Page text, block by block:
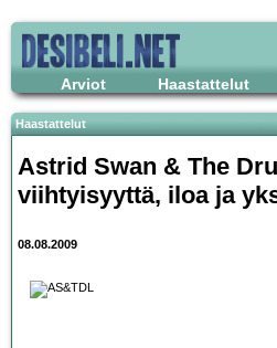
Arviot Haastattelut
Haastattelut
Astrid Swan & The
viihtyisyyttä, iloa ja
08.08.2009